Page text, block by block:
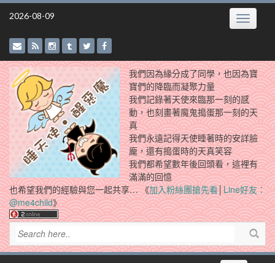
Skip
2026-08-09 Toggle
我們因為緣分成了同學，也因為寶
寶們的降臨而凝聚力量
我們記錄著天使來臨那一刻的感
動，也刻畫著魔鬼搗蛋那一刻的天
真
我們永遠記得天使睡著時的安詳臉
龐，還有搗蛋時的天真笑容
我們都希望數年後回頭看，這裡有
滿滿的回憶
也希望我們的經驗與您一起共享… 《加入粉絲團搶先看│Line好友：
@me4child》